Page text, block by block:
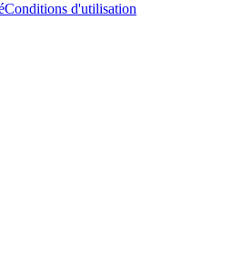
Conditions d'utilisation